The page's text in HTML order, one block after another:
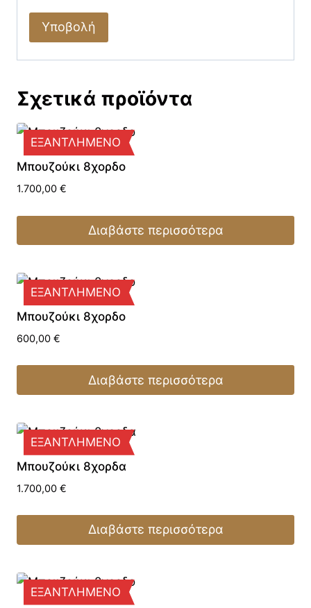
Σχετικά προϊόντα
ΕΞΑΝΤΛΗΜΕΝΟ
Μπουζούκι 8χορδο
1.700,00 €
Διαβάστε περισσότερα
ΕΞΑΝΤΛΗΜΕΝΟ
Μπουζούκι 8χορδο
600,00 €
Διαβάστε περισσότερα
ΕΞΑΝΤΛΗΜΕΝΟ
Μπουζούκι 8χορδα
1.700,00 €
Διαβάστε περισσότερα
ΕΞΑΝΤΛΗΜΕΝΟ